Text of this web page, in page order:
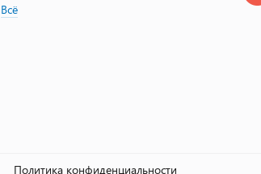
Всё
Политика конфиденциальности